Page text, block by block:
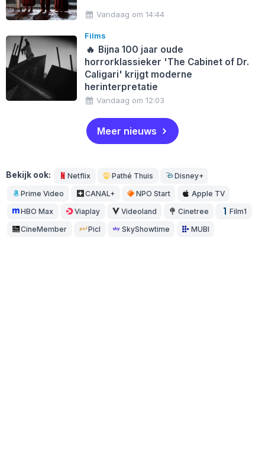
Vandaag om 14:44
Films
🔥 Bijna 100 jaar oude
horrorklassieker 'The Cabinet of Dr.
Caligari' krijgt moderne
herinterpretatie
Vandaag om 12:03
Meer nieuws
Bekijk ook: Netflix Pathé Thuis Disney+
Prime Video CANAL+ NPO Start Apple TV
HBO Max Viaplay Videoland Cinetree Film1
CineMember Picl SkyShowtime MUBI